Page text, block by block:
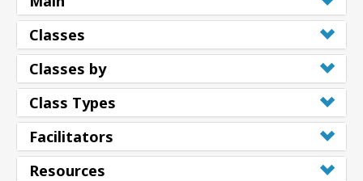
Classes
Classes by
Class Types
Facilitators
Resources